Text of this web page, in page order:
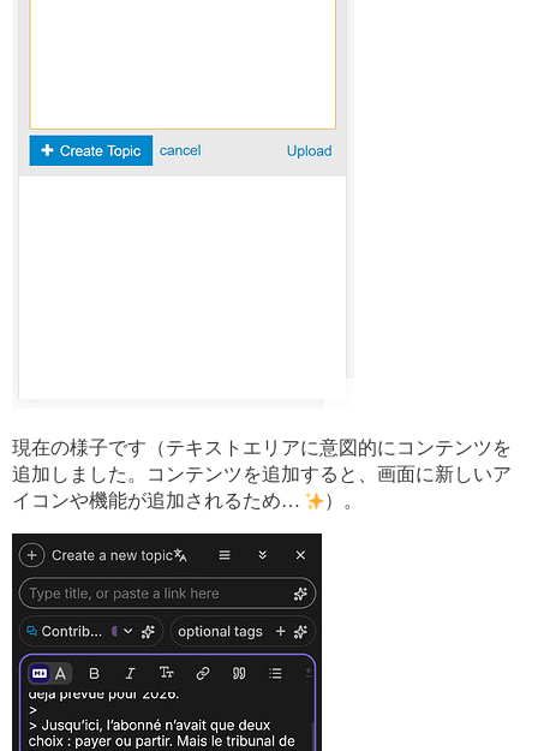
現在の様子です（テキストエリアに意図的にコンテンツを
追加しました。コンテンツを追加すると、画面に新しいア
イコンや機能が追加されるため…
）。